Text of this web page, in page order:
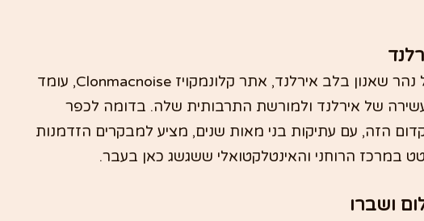
לאורך הגדה השלווה והירוקה של נהר שאנון בלב אירלנד, אתר קלונמקויז Clonmacnoise, עומד
של אירלנד ולמורשת התרבותית שלה. בדומה לכפר
הזה, עם עתיקות בני מאות שנים, מציע למבקרים הזדמנות
במרכז הרוחני והאינטלקטואלי ששגשג כאן בעבר.
ושברו